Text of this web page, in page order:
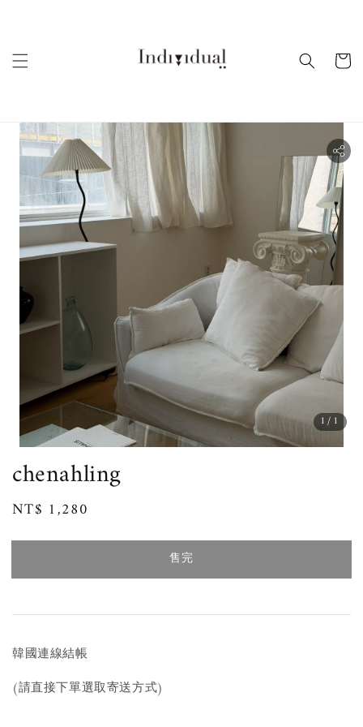
1/1
chenahling
Regular
NT$ 1,280
售完
韓國連線結帳
(請直接下單選取寄送方式)